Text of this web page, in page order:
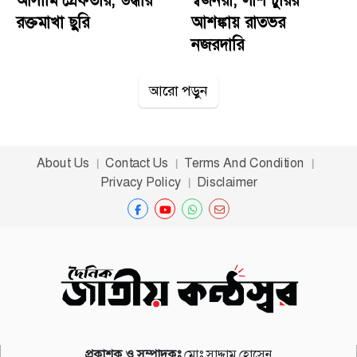
দৃষ্টান্তমূলক শাস্তি দিতে হবে।​(এএসআই অসীমের অর্থ লেনদেনের
রসিদ, শাকিল-শিরিন চক্রের নেপথ্যের মদদদাতা এবং সাততলা
ফাঁড়ির আরও অজানা তথ্য নিয়ে চোখ রাখুন আগামী পর্বে...)
রক্তমাখা ছুরি
আশঙ্কায় রাতভর
নজরদারি
আরো পড়ুন
About Us Contact Us
Terms And Condition
Privacy Policy
Disclaimer